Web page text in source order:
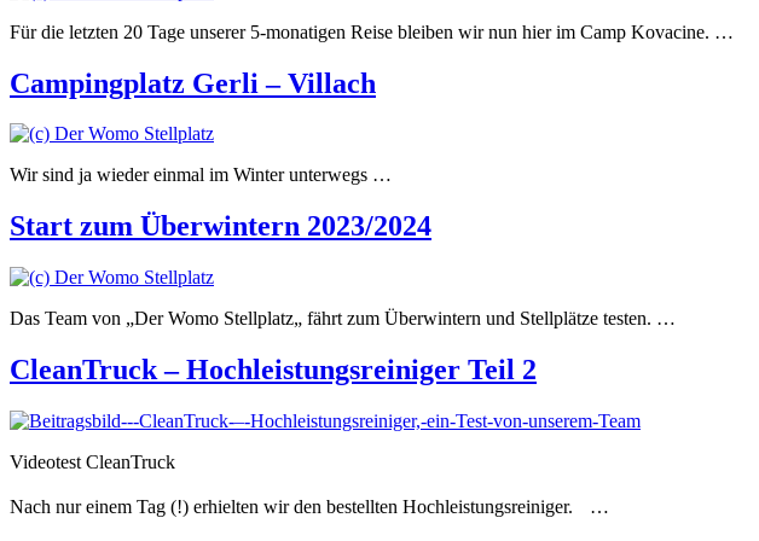
Für die letzten 20 Tage unserer 5-monatigen Reise bleiben wir nun hier im Camp Kovacine. …
Campingplatz Gerli – Villach
Wir sind ja wieder einmal im Winter unterwegs …
Start zum Überwintern 2023/2024
Das Team von „Der Womo Stellplatz„ fährt zum Überwintern und Stellplätze testen. …
CleanTruck – Hochleistungsreiniger Teil 2
Videotest CleanTruck
Nach nur einem Tag (!) erhielten wir den bestellten Hochleistungsreiniger. …